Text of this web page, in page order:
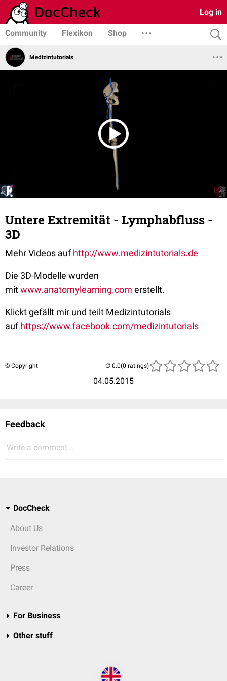
Log in
Community Flexikon Shop
Medizintutorials
Untere Extremität - Lymphabfluss -
3D
Mehr Videos aufhttp://www.medizintutorials.de
Die 3D-Modelle wurden
mitwww.anatomylearning.com erstellt.
Klickt gefällt mir und teilt Medizintutorials
aufhttps://www.facebook.com/medizintutorials
© Copyright
04.05.2015
(0 ratings)
Feedback
Write a comment...
DocCheck
About Us
Investor Relations
Press
Career
For Business
Other stuff